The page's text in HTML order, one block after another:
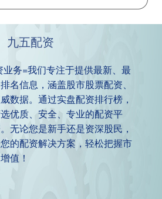
九五配资
务=我们专注于提供最新、最
名信息，涵盖股市股票配资、
数据。通过实盘配资排行榜，
优质、安全、专业的配资平
无论您是新手还是资深股民，
的配资解决方案，轻松把握市
值！